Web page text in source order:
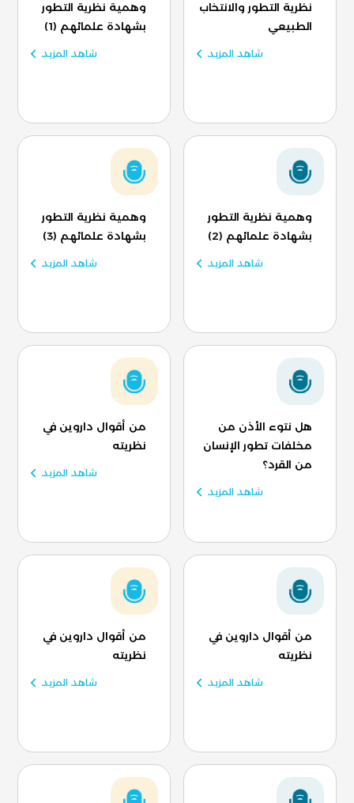
نظرية التطور والانتخاب
الطبيعي
شاهد المزيد
وهمية نظرية التطور
بشهادة علمائهم (1)
شاهد المزيد
وهمية نظرية التطور
بشهادة علمائهم (2)
شاهد المزيد
وهمية نظرية التطور
بشهادة علمائهم (3)
شاهد المزيد
هل نتوء الأذن من
مخلفات تطور الإنسان
من القرد؟
شاهد المزيد
من أقوال داروين في
نظريته
شاهد المزيد
من أقوال داروين في
نظريته
شاهد المزيد
من أقوال داروين في
نظريته
شاهد المزيد